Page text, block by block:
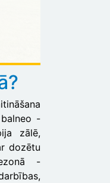
-
zālē,
dozētu
-